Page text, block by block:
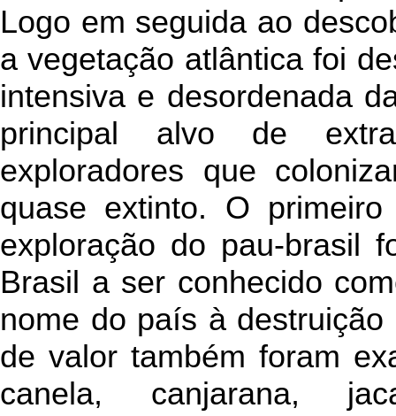
Logo em seguida ao
a vegetação atlântica foi
intensiva e desordenada
principal alvo de
exploradores que
quase extinto. O
exploração do pau-brasil
Brasil a ser conhecido
nome do país à
de valor também foram
canela, canjarana,